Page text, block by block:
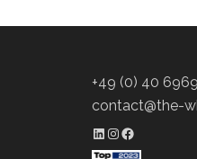
+49 (0) 40
contact@the-
LinkedIn Profil
Instagram
Facebook